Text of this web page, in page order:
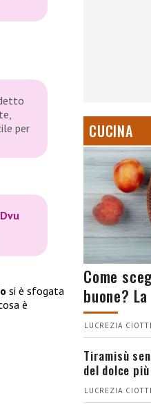
per
si è sfogata
è
CUCINA
Come
buone?
LUCREZIA
Tiramisù
del dolce
LUCREZIA